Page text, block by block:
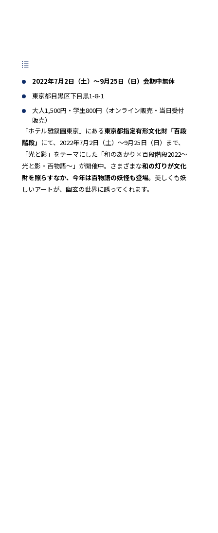
2022年7月2日（土）〜9月25日（日）会期中無休
東京都目黒区下目黒1-8-1
大人1,500円・学生800円（オンライン販売・当日受付
販売）
「ホテル雅叙園東京」にある東京都指定有形文化財「百段
階段」 にて、2022年7月2日（土）〜9月25日（日）まで、
「光と影」をテーマにした「和のあかり×百段階段2022～
光と影・百物語～」が開催中。さまざまな和の灯りが文化
財を照らすなか、今年は百物語の妖怪も登場。 美しくも妖
しいアートが、幽玄の世界に誘ってくれます。